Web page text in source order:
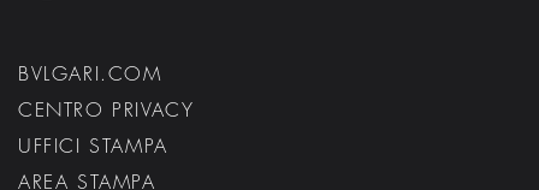
BVLGARI.COM
CENTRO PRIVACY
UFFICI STAMPA
AREA STAMPA